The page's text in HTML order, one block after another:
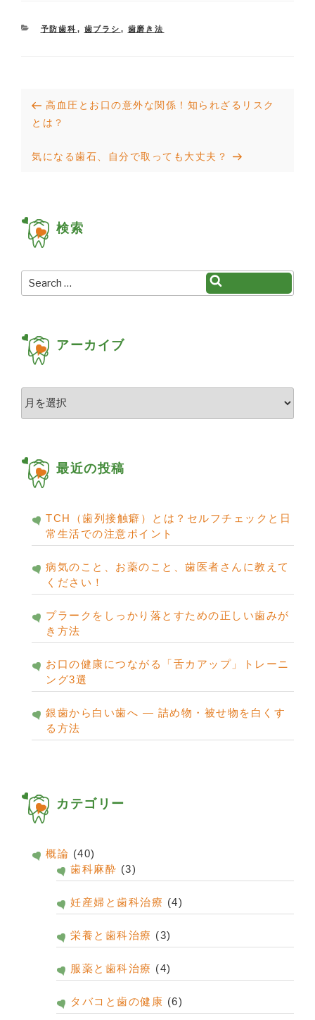
CATEGORIES
予防歯科 , 歯ブラシ , 歯磨き法
投
稿
ー
シ
ン
Previous
Post
高血圧とお口の意外な関係！知られざるリスク
とは？
Next
気になる歯石、自分で取っても大丈夫？
検索
Search
for:
アーカイブ
ア
ブ
最近の投稿
TCH（歯列接触癖）とは？セルフチェックと日
常生活での注意ポイント
病気のこと、お薬のこと、歯医者さんに教えて
ください！
プラークをしっかり落とすための正しい歯みが
き方法
お口の健康につながる「舌カアップ」トレーニ
ング3選
銀歯から白い歯へ ― 詰め物・被せ物を白くす
る方法
カテゴリー
概論 (40)
歯科麻酔 (3)
妊産婦と歯科治療 (4)
栄養と歯科治療 (3)
服薬と歯科治療 (4)
タバコと歯の健康 (6)